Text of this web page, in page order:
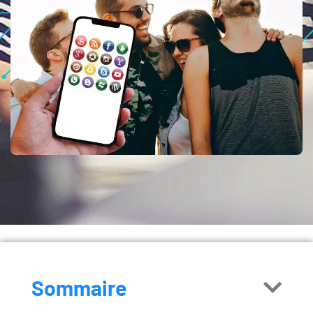
Sommaire